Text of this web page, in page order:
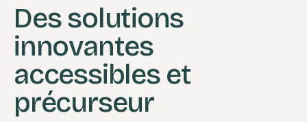
Des solutions
innovantes
accessibles et
précurseur